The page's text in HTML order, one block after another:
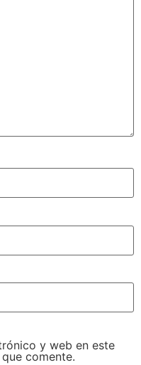
y web en este
comente.